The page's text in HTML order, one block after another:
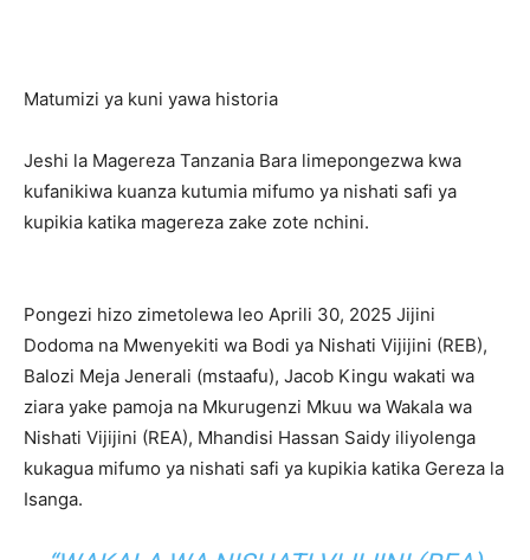
Matumizi ya kuni yawa historia
Jeshi la Magereza Tanzania Bara limepongezwa kwa
kufanikiwa kuanza kutumia mifumo ya nishati safi ya
kupikia katika magereza zake zote nchini.
Pongezi hizo zimetolewa leo Aprili 30, 2025 Jijini
Dodoma na Mwenyekiti wa Bodi ya Nishati Vijijini (REB),
Balozi Meja Jenerali (mstaafu), Jacob Kingu wakati wa
ziara yake pamoja na Mkurugenzi Mkuu wa Wakala wa
Nishati Vijijini (REA), Mhandisi Hassan Saidy iliyolenga
kukagua mifumo ya nishati safi ya kupikia katika Gereza la
Isanga.